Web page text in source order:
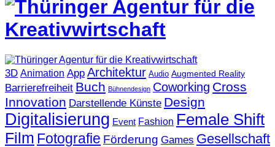
3D Animation App Architektur Audio Augmented Reality
Barrierefreiheit Buch Bühnendesign Coworking Cross
Innovation Darstellende Künste Design
Digitalisierung Event Fashion Female Shift
Film Fotografie Förderung Games Gesellschaft